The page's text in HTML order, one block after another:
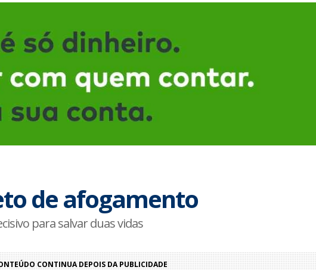
de afogamento
para salvar duas vidas
CONTINUA DEPOIS DA PUBLICIDADE